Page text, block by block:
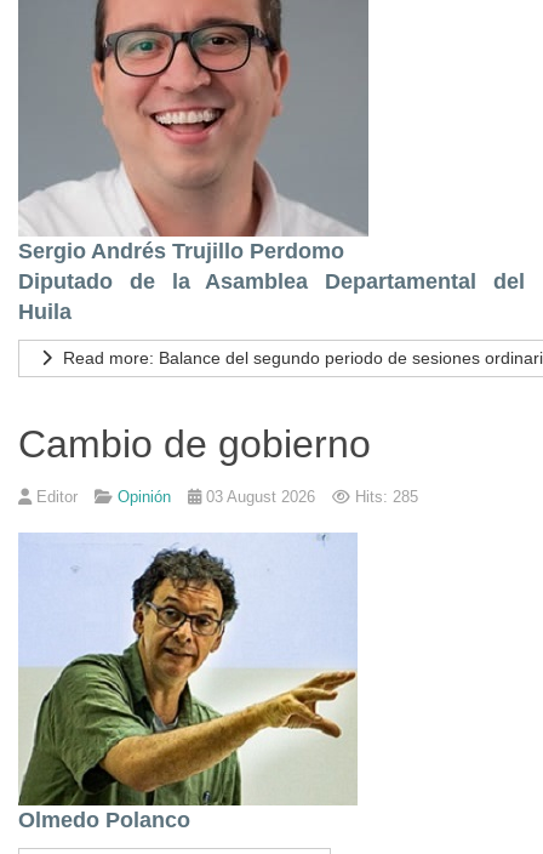
Sergio Andrés Trujillo Perdomo
Diputado de la Asamblea Departamental del
Huila
Read more: Balance del segundo periodo de sesiones
Cambio de gobierno
Editor Opinión 03 August 2026 Hits: 285
Olmedo Polanco